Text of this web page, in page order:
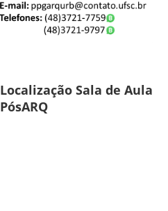
Localização Sala de Aula
PósARQ